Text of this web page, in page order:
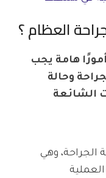
العظام ؟
هامة يجب
وحالة
وهي